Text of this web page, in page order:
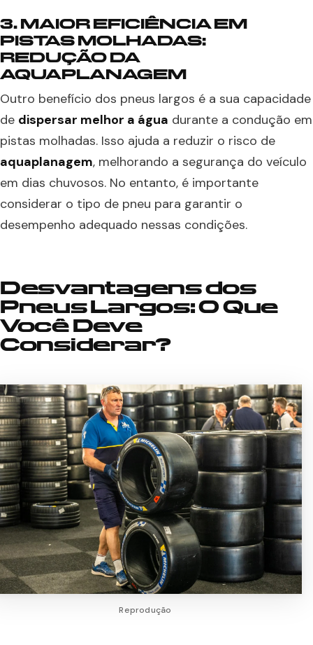
3. MAIOR EFICIÊNCIA EM
PISTAS MOLHADAS:
REDUÇÃO DA
AQUAPLANAGEM
Outro benefício dos pneus largos é a sua capacidade
de dispersar melhor a água durante a condução em
pistas molhadas. Isso ajuda a reduzir o risco de
aquaplanagem, melhorando a segurança do veículo
em dias chuvosos. No entanto, é importante
considerar o tipo de pneu para garantir o
desempenho adequado nessas condições.
Desvantagens dos
Pneus Largos: O Que
Você Deve
Considerar?
Reprodução